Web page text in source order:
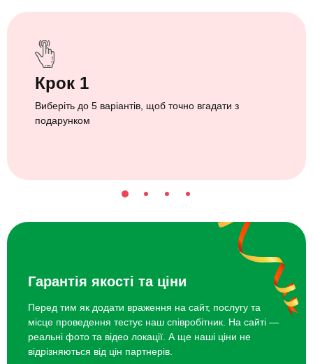
Крок 1
Виберіть до 5 варіантів, щоб точно вгадати з
подарунком
Гарантія якості та ціни
Перед тим як додати враження на сайт, послугу та
місце проведення тестує наш співробітник. На сайті —
реальні фото та відео локації. А ще наші ціни не
відрізняються від цін партнерів.